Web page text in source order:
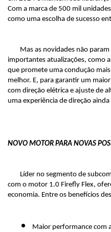
Com a marca de 500 mil
como uma escolha de sucesso
Mas as novidades não
importantes atualizações, como
que promete uma condução
melhor. E, para garantir um
com direção elétrica e ajuste de
uma experiência de direção
NOVO MOTOR PARA NOVAS
Líder no segmento de
com o motor 1.0 Firefly Flex,
economia. Entre os benefícios
Maior performance com